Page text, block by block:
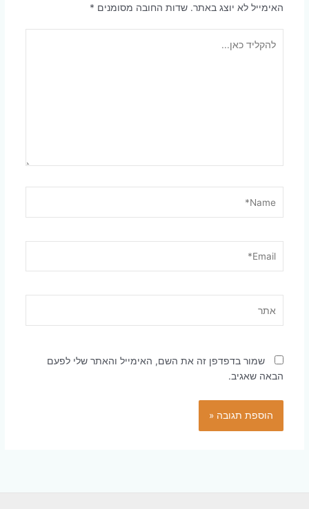
האימייל לא יוצג באתר. שדות החובה מסומנים *
כאן...
שמור בדפדפן זה את השם, האימייל והאתר שלי לפעם
הבאה שאגיב.